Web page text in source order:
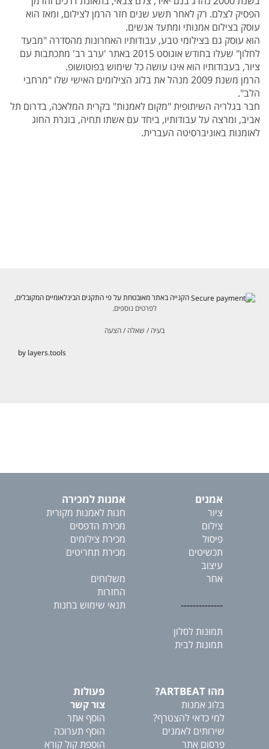
הפסיק לצלם. רק לאחר תשע שנים חזר הרמן לצילום, ומאז הוא
עוסק בצילום אמנותי ומתעד אנשים.
הוא עוסק גם בצילומי טבע, עבודותיו האחרונות מהסדרה "מבעד
לחלון" שעלו בחודש אוגוסט 2015 באתר 'ערב רב' מתכתבות עם
ציור, בעבודותיו הוא אינו עושה כל שימוש בפוטושופ.
הרמן משנת 2009 מנהל את בלוג הצילומים האישי שלו "מרחבי
הלב".
חבר בגלריה השיתופית "מקום לאמנות" בקרית המלאכה, בדרום תל
אביב, ומרצה על עבודותיו, ביחד עם אשתו תחיה, בוגרת החוג
לאומנות באוניברסיטה העברית.
הקנייה באתר מאובטחת על פי התקנים הבינלאומיים המקובלים,
לפרטים נוספים.
בעיה / שאלה / הצעה
by layers.tools
אמנים
ציור
צילום
פיסול
תכשיטים
עיצוב
אחר
--------------
תמונות לסלון
תמונות לבית
אמנות למכירה
חנות לאמנות מקורית
מכירת הדפסים
מכירת צילומים
מכירת תחריטים
משלוחים
החזרות
תנאי שימוש בחנות
מהו ARTBEAT?
בלוג אמנות
למי כדאי להצטרף?
שירותים לאמנים
פרסום אתר
פעולות
צור קשר
הוסף אתר
הוסף תערוכה
הוספת קול קורא